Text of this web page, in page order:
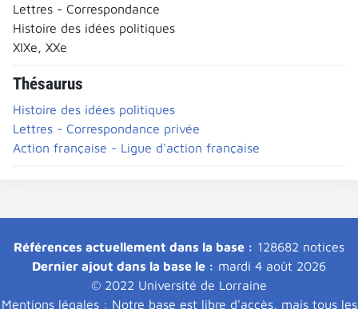
Lettres - Correspondance
Histoire des idées politiques
XIXe, XXe
Thésaurus
Histoire des idées politiques
Lettres - Correspondance privée
Action française - Ligue d'action française
Références actuellement dans la base : 128682 notices
Dernier ajout dans la base le : mardi 4 août 2026
© 2022 Université de Lorraine
Mentions légales : Notre base est libre d'accès, mais tous les